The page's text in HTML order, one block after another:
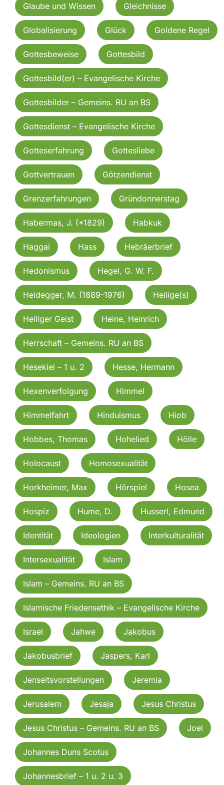
Glaube und Wissen Gleichnisse
Globalisierung Glück Goldene Regel
Gottesbeweise Gottesbild
Gottesbild(er) – Evangelische Kirche
Gottesbilder – Gemeins. RU an BS
Gottesdienst – Evangelische Kirche
Gotteserfahrung Gottesliebe
Gottvertrauen Götzendienst
Grenzerfahrungen Gründonnerstag
Habermas, J. (*1829) Habkuk
Haggai Hass Hebräerbrief
Hedonismus Hegel, G. W. F.
Heidegger, M. (1889-1976) Heilige(s)
Heiliger Geist Heine, Heinrich
Herrschaft – Gemeins. RU an BS
Hesekiel – 1 u. 2 Hesse, Hermann
Hexenverfolgung Himmel
Himmelfahrt Hinduismus Hiob
Hobbes, Thomas Hohelied Hölle
Holocaust Homosexualität
Horkheimer, Max Hörspiel Hosea
Hospiz Hume, D. Husserl, Edmund
Identität Ideologien Interkulturalität
Intersexualität Islam
Islam – Gemeins. RU an BS
Islamische Friedensethik – Evangelische Kirche
Israel Jahwe Jakobus
Jakobusbrief Jaspers, Karl
Jenseitsvorstellungen Jeremia
Jerusalem Jesaja Jesus Christus
Jesus Christus – Gemeins. RU an BS Joel
Johannes Duns Scotus
Johannesbrief – 1 u. 2 u. 3